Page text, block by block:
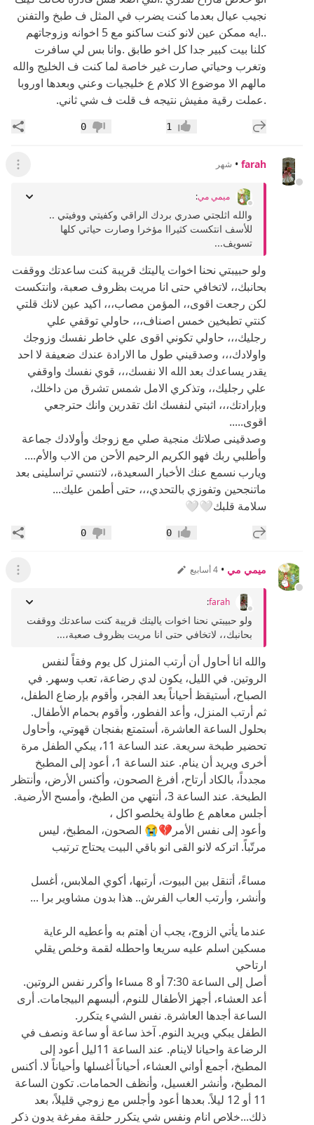
نجيب عيال بعدما كنت يضرب في المثل ف طبخ والتفنن
..ايه ممكن عين لانو كنت ساكنو مع 5 اخوانه وزوجاتهم
كلنا بيت كبير جدا كل اخو طابق .وانا بس لي سافرت
وتغرب وحياتي صارت غير خاصة لما كنت ف الخليج والله
مالهم الا موضوع الا كلام ع خليجيات وعني وبعدها اوروبا
.عملت رقية مفيش نتيجه ف قلت ف شي ثاني.
إضافة رد جديد إعجاب1 عدم إعجاب
0
farah
• شهر عرض
ميمي مي:
والله اثلجتي صدري بردك الراقي وكفيتي ووفيتي ..
للأسف انتكست كثيراا مؤخرا وصارت حياتي كلها
تسويف...
ولو حبيبتي نحنا اخوات ياليتك قريبة كنت ساعدتك ووقفت
بحانبك،، لاتخافي حتى انا مريت بظروف صعبة، وانتكست
لكن رجعت اقوى،، المؤمن مصاب،،، اكيد عين لانك قلتي
كنتي تطبخين خمس اصناف،،، حاولي توقفي علي
رجليك،،، حاولي تكوني اقوى علي خاطر نفسك وزوجك
واولادك،،، وصدقيني طول ما الارادة عندك ضعيفة لا احد
يقدر يساعدك بعد الله الا نفسك،،، قوي نفسك واوقفي
علي رجليك،، وتذكري الامل شمس تشرق من داخلك،
وبإرادتك،،، اثبتي لنفسك انك تقدرين وانك حترجعي
اقوى.....
وصدقينى صلاتك منجية صلي مع زوجك وأولادك جماعة
وأطلبي ربك فهو الكريم الرحيم الأحن من الاب والأم....
ويارب نسمع عنك الأخبار السعيدة،، لاتنسي تراسلينى بعد
ماتنجحين وتفوزي بالتحدي،،، حتى أطمن عليك...
سلامة قلبك🤍🤍
إضافة رد جديد إعجاب0 عدم إعجاب
0
ميمي مي • 4 أسابيع عرض
farah
:
ولو حبيبتي نحنا اخوات ياليتك قريبة كنت ساعدتك ووقفت
بحانبك،، لاتخافي حتى انا مريت بظروف صعبة،...
والله انا أحاول أن أرتب المنزل كل يوم وفقاً لنفس
الروتين. في الليل، يكون لدي رضاعة، تعب وسهر. في
الصباح، أستيقظ أحياناً بعد الفجر، وأقوم بإرضاع الطفل،
ثم أرتب المنزل، وأعد الفطور، وأقوم بحمام الأطفال.
بحلول الساعة العاشرة، أستمتع بفنجان قهوتي، وأحاول
تحضير طبخة سريعة. عند الساعة 11، يبكي الطفل مرة
أخرى ويريد أن ينام. عند الساعة 1، أعود إلى المطبخ
مجدداً، بالكاد أرتاح، أفرغ الصحون، وأكنس الأرض، وأنتظر
الطبخة. عند الساعة 3، أنتهي من الطبخ، وأمسح الأرضية.
أجلس معاهم ع طاولة يخلصو اكل ،
وأعود إلى نفس الأمر💔😭 الصحون، المطبخ، ليس
مرتّباً. اتركه لانو القى انو باقي البيت يحتاج ترتيب
مساءً، أتنقل بين البيوت، أرتبها، أكوي الملابس، أغسل
وأنشر، وأرتب العاب الفرش.. هذا بدون مشاوير برا ...
عندما يأتي الزوج، يجب أن أهتم به وأعطيه الرعاية
مسكين اسلم عليه سريعا واحطله لقمة وخلص يقلي
ارتاحي
أصل إلى الساعة 7:30 أو 8 مساءا وأكرر نفس الروتين.
أعد العشاء، أجهز الأطفال للنوم، ألبسهم البيجامات. أرى
الساعة أجدها العاشرة. نفس الشيء يتكرر.
الطفل يبكي ويريد النوم. آخذ ساعة أو ساعة ونصف في
الرضاعة واحيانا لاينام. عند الساعة 11ليل أعود إلى
المطبخ، أجمع أواني العشاء، أحياناً أغسلها وأحياناً لا. أكنس
المطبخ، وأنشر الغسيل، وأنظف الحمامات. تكون الساعة
11 أو 12 ليلاً. بعدها أعود وأجلس مع زوجي قليلاً، بعد
ذلك...خلاص انام ونفس شي يتكرر حلقة مفرغة يدون ذكر